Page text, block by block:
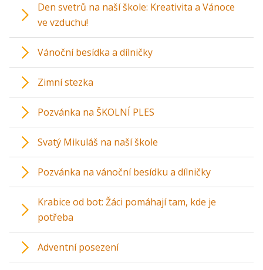
Den svetrů na naší škole: Kreativita a Vánoce
ve vzduchu!
Vánoční besídka a dílničky
Zimní stezka
Pozvánka na ŠKOLNÍ PLES
Svatý Mikuláš na naší škole
Pozvánka na vánoční besídku a dílničky
Krabice od bot: Žáci pomáhají tam, kde je
potřeba
Adventní posezení